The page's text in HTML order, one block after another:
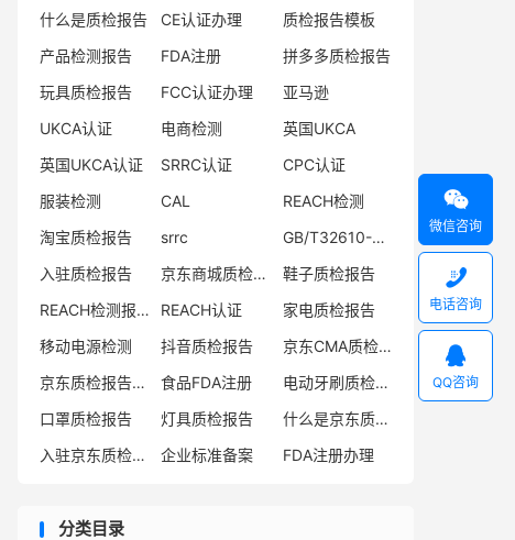
什么是质检报告
CE认证办理
质检报告模板
产品检测报告
FDA注册
拼多多质检报告
玩具质检报告
FCC认证办理
亚马逊
UKCA认证
电商检测
英国UKCA
英国UKCA认证
SRRC认证
CPC认证
服装检测
CAL
REACH检测
淘宝质检报告
srrc
GB/T32610-2016
入驻质检报告
京东商城质检报告
鞋子质检报告
REACH检测报告
REACH认证
家电质检报告
移动电源检测
抖音质检报告
京东CMA质检报告
京东质检报告办理
食品FDA注册
电动牙刷质检报告
口罩质检报告
灯具质检报告
什么是京东质检报告
入驻京东质检报告
企业标准备案 FDA注册办理
分类目录

微信咨询

电话咨询

QQ咨询